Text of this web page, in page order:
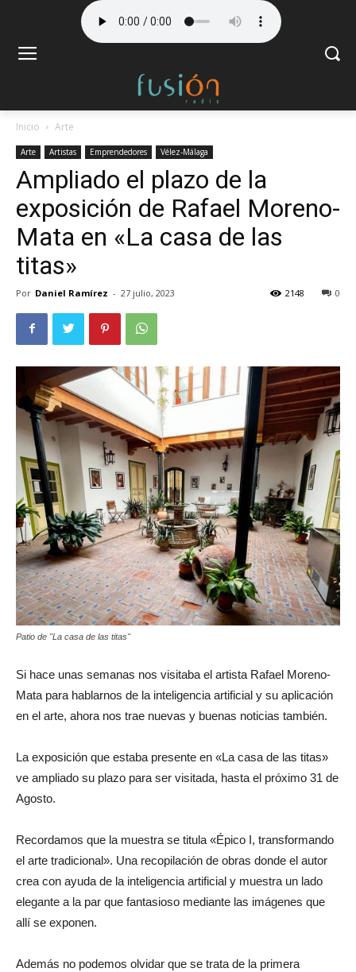
Inicio Arte
Arte Artistas Emprendedores Vélez-Málaga
Ampliado el plazo de la
exposición de Rafael Moreno-
Mata en «La casa de las
titas»
Por Daniel Ramírez - 27 julio, 2023 0
2148
Patio de "La casa de las titas"
Si hace unas semanas nos visitaba el artista Rafael Moreno-
Mata para hablarnos de la inteligencia artificial y su aplicación
en el arte, ahora nos trae nuevas y buenas noticias también.
La exposición que estaba presente en «La casa de las titas»
ve ampliado su plazo para ser visitada, hasta el próximo 31 de
Agosto.
Recordamos que la muestra se titula «Épico I, transformando
el arte tradicional». Una recopilación de obras donde el autor
crea con ayuda de la inteligencia artificial y muestra un lado
elegante a la par que fantasioso mediante las imágenes que
allí se exponen.
Además no podemos olvidar que se trata de la primera